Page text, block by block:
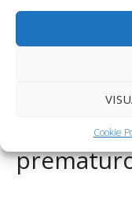
Cookie
gravidanza italiana
L’età perfetta
1